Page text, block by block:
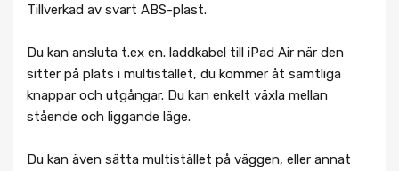
Tillverkad av svart ABS-plast.
Du kan ansluta t.ex en. laddkabel till iPad Air när den
sitter på plats i multistället, du kommer åt samtliga
knappar och utgångar. Du kan enkelt växla mellan
stående och liggande läge.
Du kan även sätta multistället på väggen, eller annat